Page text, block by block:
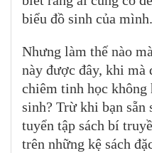
biểu đồ sinh của mình.
Nhưng làm thế nào
này được đây, khi mà
chiêm tinh học không
sinh? Trừ khi bạn sẵn
tuyển tập sách bí
trên những kệ sách